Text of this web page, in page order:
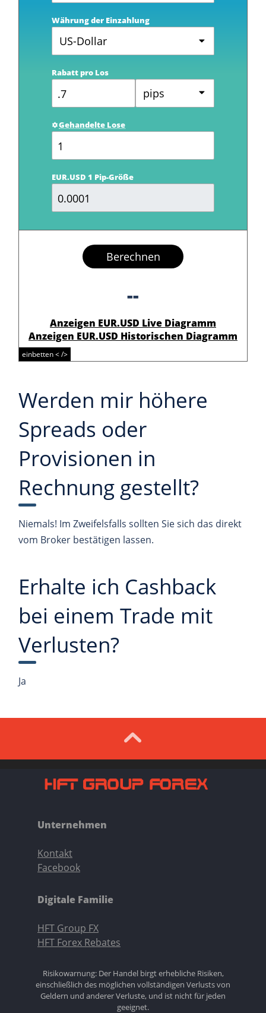
Währung der Einzahlung
US-Dollar
Rabatt pro Los
pips
Gehandelte Lose
EUR.USD 1 Pip-Größe
Berechnen
--
Anzeigen EUR.USD Live Diagramm
Anzeigen EUR.USD Historischen Diagramm
einbetten < />
Werden mir höhere
Spreads oder
Provisionen in
Rechnung gestellt?
Niemals! Im Zweifelsfalls sollten Sie sich das direkt
vom Broker bestätigen lassen.
Erhalte ich Cashback
bei einem Trade mit
Verlusten?
Ja
Unternehmen
Kontakt
Facebook
Digitale Familie
HFT Group FX
HFT Forex Rebates
Risikowarnung: Der Handel birgt erhebliche Risiken,
einschließlich des möglichen vollständigen Verlusts von
Geldern und anderer Verluste, und ist nicht für jeden
geeignet.